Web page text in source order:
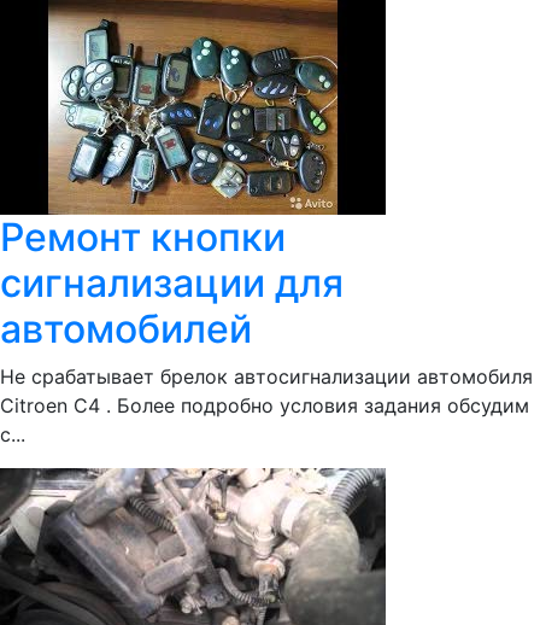
Ремонт кнопки
сигнализации для
автомобилей
Не срабатывает брелок автосигнализации автомобиля
Citroen C4 . Более подробно условия задания обсудим
с...